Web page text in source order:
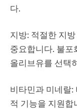
다.
지방: 적절한 지
중요합니다. 불포
올리브유를 선택
비타민과 미네랄:
적 기능을 지원합